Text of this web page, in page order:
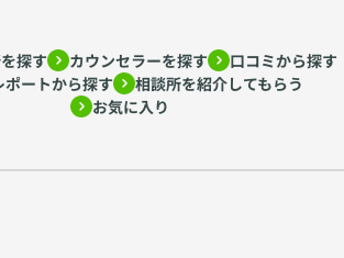
ラ
ー
心
学
解
ps:
探す カウンセラーを探す
口コミから探す
ポートから探す
相談所を紹介してもらう
お気に入り